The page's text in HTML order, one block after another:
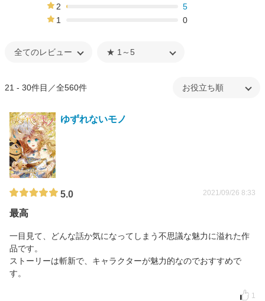
2
5
1
0
21 - 30件目／全560件
ゆずれないモノ
5.0 2021/09/26 8:33
最高
一目見て、どんな話か気になってしまう不思議な魅力に溢れた作
品です。
ストーリーは斬新で、キャラクターが魅力的なのでおすすめで
す。
1